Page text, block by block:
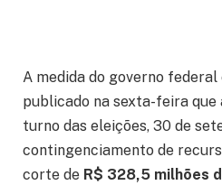
A medida do governo federal
publicado na sexta-feira
turno das eleições, 30 de
contingenciamento de
corte de R$ 328,5 milhões